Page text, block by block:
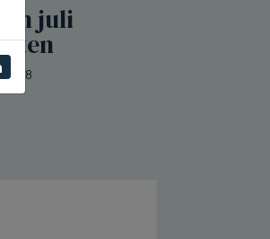
in juli